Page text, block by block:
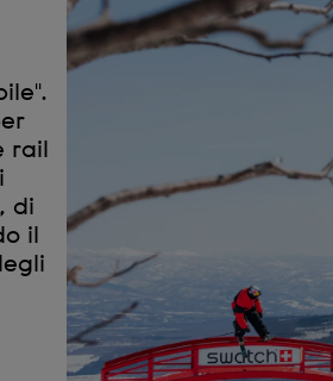
rail
di
il